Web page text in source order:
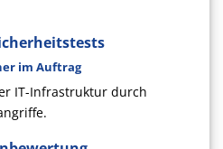
im Auftrag
IT-Infrastruktur durch